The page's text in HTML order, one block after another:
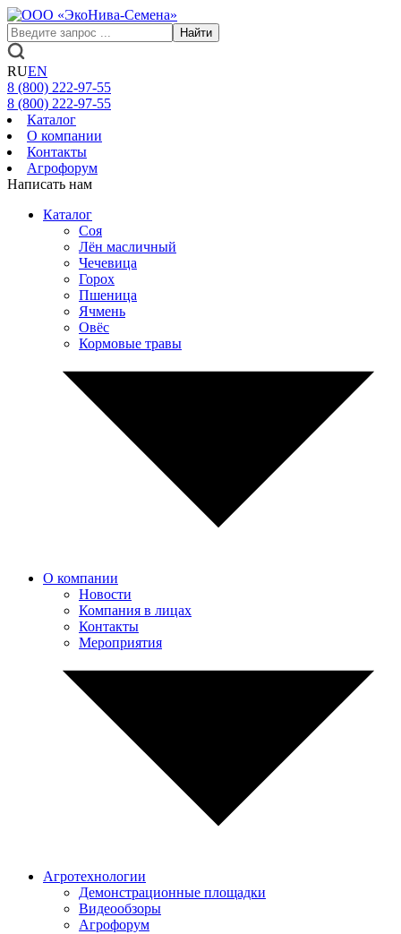
Найти
RUEN
8 (800) 222-97-55
8 (800) 222-97-55
Каталог
О компании
Контакты
Агрофорум
Написать нам
Каталог
Соя
Лён масличный
Чечевица
Горох
Пшеница
Ячмень
Овёс
Кормовые травы
О компании
Новости
Компания в лицах
Контакты
Мероприятия
Агротехнологии
Демонстрационные площадки
Видеообзоры
Агрофорум